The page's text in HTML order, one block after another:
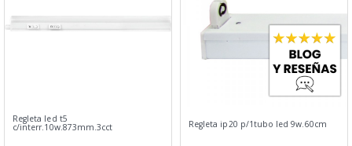
Regleta led t5
c/interr.10w.873mm.3cct Regleta ip20 p/1tubo led 9w.60cm